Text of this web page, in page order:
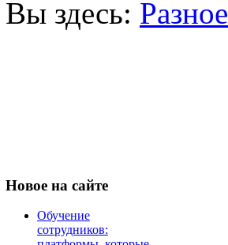
Вы здесь: Разное
Новое на сайте
Обучение
сотрудников: